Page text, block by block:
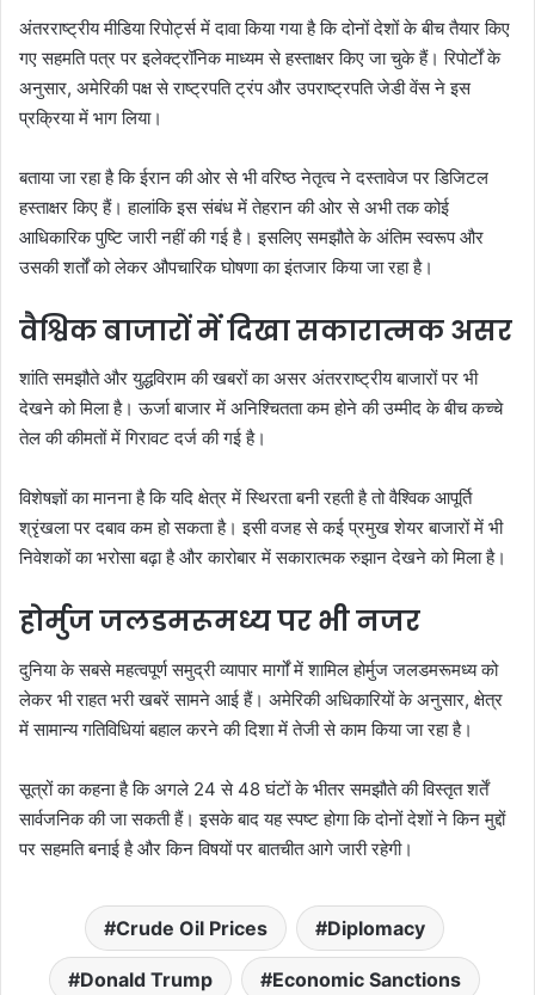
अंतरराष्ट्रीय मीडिया रिपोर्ट्स में दावा किया गया है कि दोनों देशों के बीच तैयार किए
गए सहमति पत्र पर इलेक्ट्रॉनिक माध्यम से हस्ताक्षर किए जा चुके हैं। रिपोर्टों के
अनुसार, अमेरिकी पक्ष से राष्ट्रपति ट्रंप और उपराष्ट्रपति जेडी वेंस ने इस
प्रक्रिया में भाग लिया।
बताया जा रहा है कि ईरान की ओर से भी वरिष्ठ नेतृत्व ने दस्तावेज पर डिजिटल
हस्ताक्षर किए हैं। हालांकि इस संबंध में तेहरान की ओर से अभी तक कोई
आधिकारिक पुष्टि जारी नहीं की गई है। इसलिए समझौते के अंतिम स्वरूप और
उसकी शर्तों को लेकर औपचारिक घोषणा का इंतजार किया जा रहा है।
वैश्विक बाजारों में दिखा सकारात्मक असर
शांति समझौते और युद्धविराम की खबरों का असर अंतरराष्ट्रीय बाजारों पर भी
देखने को मिला है। ऊर्जा बाजार में अनिश्चितता कम होने की उम्मीद के बीच कच्चे
तेल की कीमतों में गिरावट दर्ज की गई है।
विशेषज्ञों का मानना है कि यदि क्षेत्र में स्थिरता बनी रहती है तो वैश्विक आपूर्ति
श्रृंखला पर दबाव कम हो सकता है। इसी वजह से कई प्रमुख शेयर बाजारों में भी
निवेशकों का भरोसा बढ़ा है और कारोबार में सकारात्मक रुझान देखने को मिला है।
होर्मुज जलडमरूमध्य पर भी नजर
दुनिया के सबसे महत्वपूर्ण समुद्री व्यापार मार्गों में शामिल होर्मुज जलडमरूमध्य को
लेकर भी राहत भरी खबरें सामने आई हैं। अमेरिकी अधिकारियों के अनुसार, क्षेत्र
में सामान्य गतिविधियां बहाल करने की दिशा में तेजी से काम किया जा रहा है।
सूत्रों का कहना है कि अगले 24 से 48 घंटों के भीतर समझौते की विस्तृत शर्तें
सार्वजनिक की जा सकती हैं। इसके बाद यह स्पष्ट होगा कि दोनों देशों ने किन मुद्दों
पर सहमति बनाई है और किन विषयों पर बातचीत आगे जारी रहेगी।
Crude Oil Prices Diplomacy
Donald Trump Economic Sanctions